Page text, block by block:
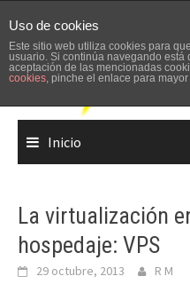
to
content
Inicio
La virtualización
hospedaje: VPS
29 octubre, 2013 R M
Uso de cookies
Este sitio web utiliza cookies para
usuario. Si continúa navegando
aceptación de las mencionadas
cookies, pinche el enlace para